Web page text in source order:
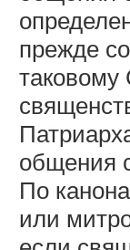
прежде
общения
По
или